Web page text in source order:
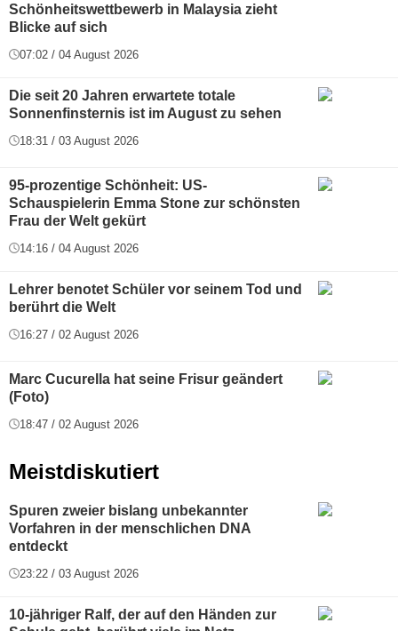
Schönheitswettbewerb in Malaysia zieht
Blicke auf sich
07:02 / 04 August 2026
Die seit 20 Jahren erwartete totale
Sonnenfinsternis ist im August zu sehen
18:31 / 03 August 2026
95-prozentige Schönheit: US-
Schauspielerin Emma Stone zur schönsten
Frau der Welt gekürt
14:16 / 04 August 2026
Lehrer benotet Schüler vor seinem Tod und
berührt die Welt
16:27 / 02 August 2026
Marc Cucurella hat seine Frisur geändert
(Foto)
18:47 / 02 August 2026
Meistdiskutiert
Spuren zweier bislang unbekannter
Vorfahren in der menschlichen DNA
entdeckt
23:22 / 03 August 2026
10-jähriger Ralf, der auf den Händen zur